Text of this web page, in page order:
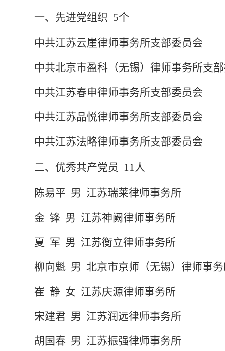
一、先进党组织 5个
中共江苏云崖律师事务所支部委员会
中共北京市盈科（无锡）律师事务所支
中共江苏春申律师事务所支部委员会
中共江苏品悦律师事务所支部委员会
中共江苏法略律师事务所支部委员会
二、 优秀共产党员 11人
陈易平 男 江苏瑞莱律师事务所
金 锋 男 江苏神阙律师事务所
夏 军 男 江苏衡立律师事务所
柳向魁 男 北京市京师（无锡）律师事
崔 静 女 江苏庆源律师事务所
宋建君 男 江苏润远律师事务所
胡国春 男 江苏振强律师事务所